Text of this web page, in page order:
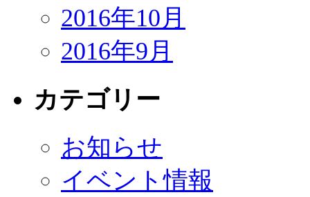
2016年10月
2016年9月
カテゴリー
お知らせ
イベント情報